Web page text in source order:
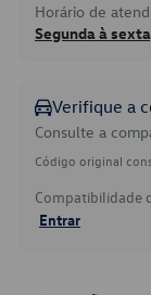
Horário de
Segunda à
Verifique a
Consulte a
Código original
Compatibilidade
Entrar